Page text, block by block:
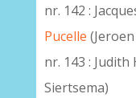
nr. 142 :
Pucelle
nr. 143 :
Siertsema)